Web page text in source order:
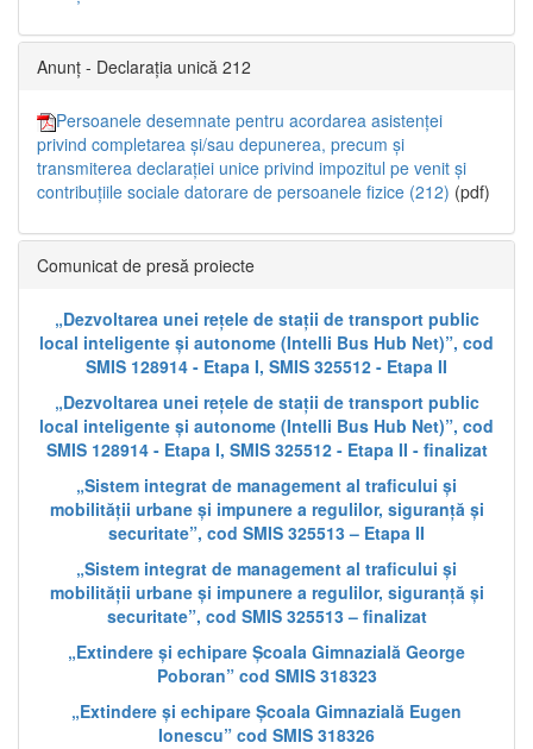
Anunț - Declarația unică 212
Persoanele desemnate pentru acordarea asistenței
privind completarea și/sau depunerea, precum și
transmiterea declarației unice privind impozitul pe venit și
contribuțiile sociale datorare de persoanele fizice (212) (pdf)
Comunicat de presă proiecte
„Dezvoltarea unei rețele de stații de transport public
local inteligente și autonome (Intelli Bus Hub Net)”, cod
SMIS 128914 - Etapa I, SMIS 325512 - Etapa II
„Dezvoltarea unei rețele de stații de transport public
local inteligente și autonome (Intelli Bus Hub Net)”, cod
SMIS 128914 - Etapa I, SMIS 325512 - Etapa II - finalizat
„Sistem integrat de management al traficului și
mobilității urbane și impunere a regulilor, siguranță și
securitate”, cod SMIS 325513 – Etapa II
„Sistem integrat de management al traficului și
mobilității urbane și impunere a regulilor, siguranță și
securitate”, cod SMIS 325513 – finalizat
„Extindere și echipare Școala Gimnazială George
Poboran” cod SMIS 318323
„Extindere și echipare Școala Gimnazială Eugen
Ionescu” cod SMIS 318326